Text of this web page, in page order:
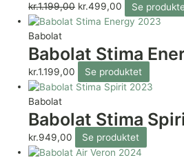
kr.1.199,00 kr.499,00 Se
Babolat
Babolat Stima
kr.1.199,00 Se produktet
Babolat
Babolat Stima
kr.949,00 Se produktet